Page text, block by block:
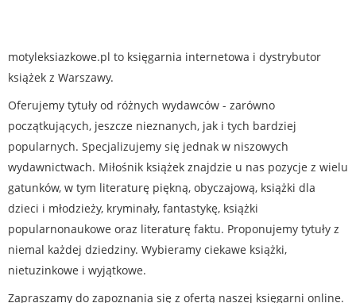
motyleksiazkowe.pl to księgarnia internetowa i dystrybutor
książek z Warszawy.
Oferujemy tytuły od różnych wydawców - zarówno
początkujących, jeszcze nieznanych, jak i tych bardziej
popularnych. Specjalizujemy się jednak w niszowych
wydawnictwach. Miłośnik książek znajdzie u nas pozycje z wielu
gatunków, w tym literaturę piękną, obyczajową, książki dla
dzieci i młodzieży, kryminały, fantastykę, książki
popularnonaukowe oraz literaturę faktu. Proponujemy tytuły z
niemal każdej dziedziny. Wybieramy ciekawe książki,
nietuzinkowe i wyjątkowe.
Zapraszamy do zapoznania się z ofertą naszej księgarni online.